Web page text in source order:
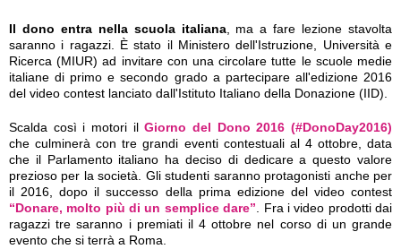
Il dono entra nella scuola italiana, ma a fare lezione stavolta
saranno i ragazzi. È stato il Ministero dell'Istruzione, Università e
Ricerca (MIUR) ad invitare con una circolare tutte le scuole medie
italiane di primo e secondo grado a partecipare all'edizione 2016
del video contest lanciato dall'Istituto Italiano della Donazione (IID).
Scalda così i motori ilGiorno del Dono 2016 (#DonoDay2016)
che culminerà con tre grandi eventi contestuali al 4 ottobre, data
che il Parlamento italiano ha deciso di dedicare a questo valore
prezioso per la società. Gli studenti saranno protagonisti anche per
il 2016, dopo il successo della prima edizione del video contest
“Donare, molto più di un semplice dare”. Fra i video prodotti dai
ragazzi tre saranno i premiati il 4 ottobre nel corso di un grande
evento che si terrà a Roma.